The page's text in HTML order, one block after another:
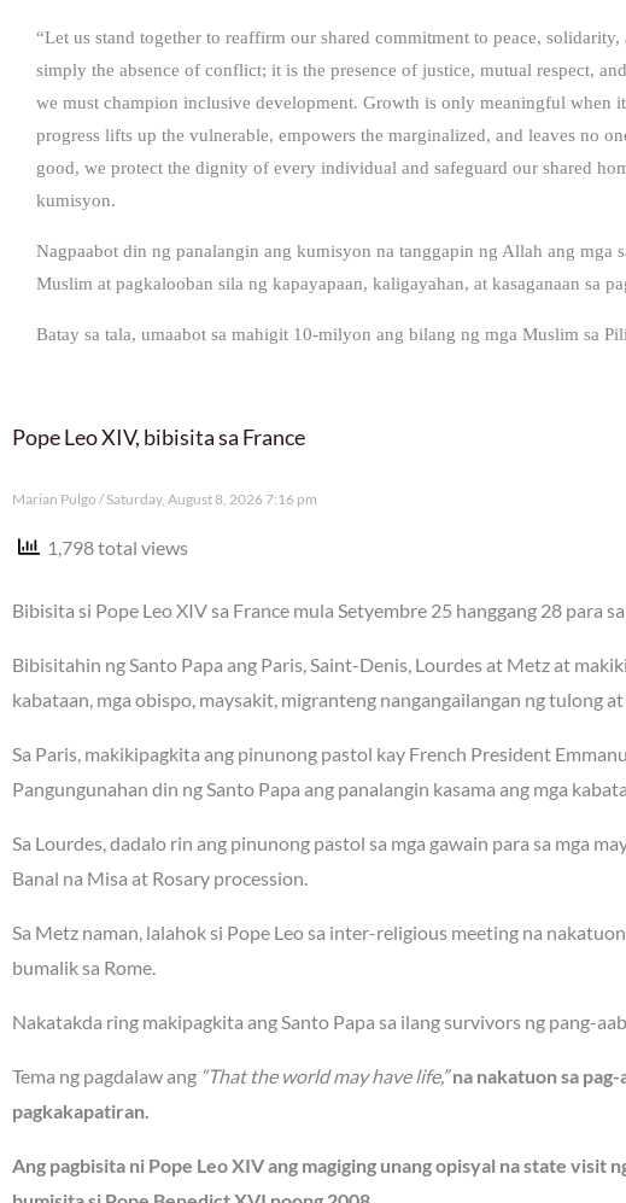
“Let us stand together to reaffirm our shared commitment to peace,
simply the absence of conflict; it is the presence of justice, mutual respect,
we must champion inclusive development. Growth is only meaningful when
progress lifts up the vulnerable, empowers the marginalized, and leaves no
good, we protect the dignity of every individual and safeguard our shared
kumisyon.
Nagpaabot din ng panalangin ang kumisyon na tanggapin ng Allah ang mga
Muslim at pagkalooban sila ng kapayapaan, kaligayahan, at kasaganaan sa
Batay sa tala, umaabot sa mahigit 10-milyon ang bilang ng mga Muslim sa
Pope Leo XIV, bibisita sa France
Marian Pulgo Saturday, August 8, 2026 7:16 pm
1,798 total views
Bibisita si Pope Leo XIV sa France mula Setyembre 25 hanggang 28 para
Bibisitahin ng Santo Papa ang Paris, Saint-Denis, Lourdes at Metz at
kabataan, mga obispo, maysakit, migranteng nangangailangan ng tulong
Sa Paris, makikipagkita ang pinunong pastol kay French President
Pangungunahan din ng Santo Papa ang panalangin kasama ang mga
Sa Lourdes, dadalo rin ang pinunong pastol sa mga gawain para sa mga
Banal na Misa at Rosary procession.
Sa Metz naman, lalahok si Pope Leo sa inter-religious meeting na
bumalik sa Rome.
Nakatakda ring makipagkita ang Santo Papa sa ilang survivors ng pang-
Tema ng pagdalaw ang “That the world may have life,”na nakatuon sa pag-
pagkakapatiran.
Ang pagbisita ni Pope Leo XIV ang magiging unang opisyal na state visit